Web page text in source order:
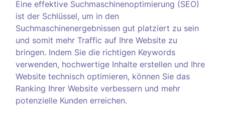
Eine effektive Suchmaschinenoptimierung (SEO)
ist der Schlüssel, um in den
Suchmaschinenergebnissen gut platziert zu sein
und somit mehr Traffic auf Ihre Website zu
bringen. Indem Sie die richtigen Keywords
verwenden, hochwertige Inhalte erstellen und Ihre
Website technisch optimieren, können Sie das
Ranking Ihrer Website verbessern und mehr
potenzielle Kunden erreichen.